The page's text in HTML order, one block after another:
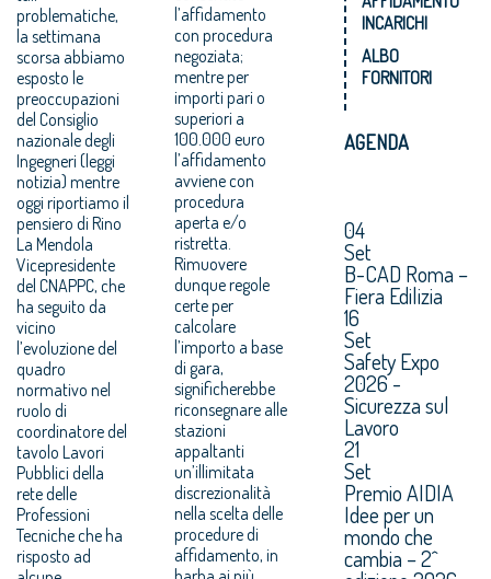
problematiche,
la settimana
scorsa abbiamo
esposto le
preoccupazioni
del Consiglio
nazionale degli
Ingegneri (leggi
notizia) mentre
oggi riportiamo il
pensiero di Rino
La Mendola
Vicepresidente
del CNAPPC, che
ha seguito da
vicino
l’evoluzione del
quadro
normativo nel
ruolo di
coordinatore del
tavolo Lavori
Pubblici della
rete delle
Professioni
Tecniche che ha
risposto ad
l’affidamento
con procedura
negoziata;
mentre per
importi pari o
superiori a
100.000 euro
l’affidamento
avviene con
procedura
aperta e/o
ristretta.
Rimuovere
dunque regole
certe per
calcolare
l’importo a base
di gara,
significherebbe
riconsegnare alle
stazioni
appaltanti
un’illimitata
discrezionalità
nella scelta delle
procedure di
affidamento, in
INCARICHI
ALBO
FORNITORI
AGENDA
04
Set
B-CAD Roma –
Fiera Edilizia
16
Set
Safety Expo
2026 -
Sicurezza sul
Lavoro
21
Set
Premio AIDIA
Idee per un
mondo che
cambia – 2^